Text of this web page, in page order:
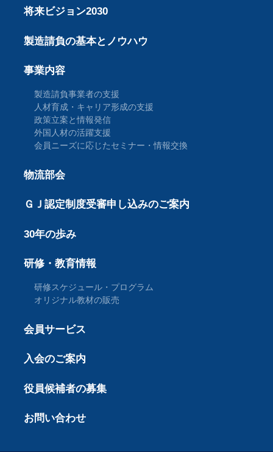
将来ビジョン2030
製造請負の基本とノウハウ
事業内容
製造請負事業者の支援
人材育成・キャリア形成の支援
政策立案と情報発信
外国人材の活躍支援
会員ニーズに応じたセミナー・情報交換
物流部会
ＧＪ認定制度受審申し込みのご案内
30年の歩み
研修・教育情報
研修スケジュール・プログラム
オリジナル教材の販売
会員サービス
入会のご案内
役員候補者の募集
お問い合わせ